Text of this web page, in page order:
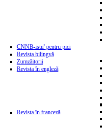
CNNB-istu' pentru pici
Revista bilingvă
Zumzăitorii
Revista în engleză
Revista în franceză